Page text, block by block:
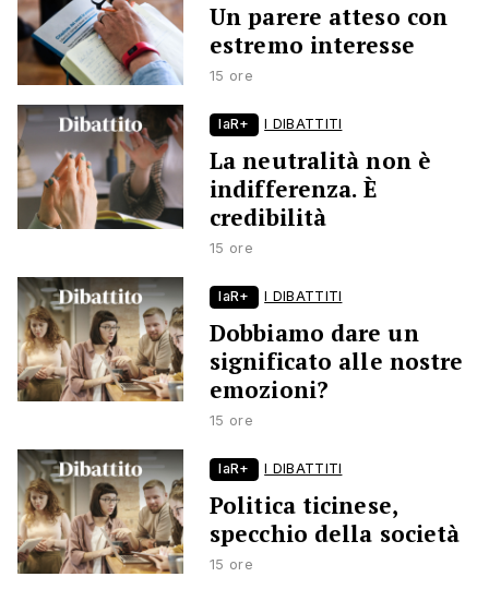
Un parere atteso con
estremo interesse
15 ore
laR+ I DIBATTITI
La neutralità non è
indifferenza. È
credibilità
15 ore
laR+ I DIBATTITI
Dobbiamo dare un
significato alle nostre
emozioni?
15 ore
laR+ I DIBATTITI
Politica ticinese,
specchio della società
15 ore